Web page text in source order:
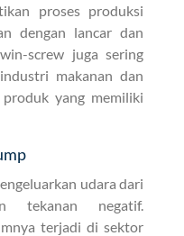
proses produksi
dengan lancar dan
screw juga sering
makanan dan
yang memiliki
udara dari
tekanan negatif.
terjadi di sektor